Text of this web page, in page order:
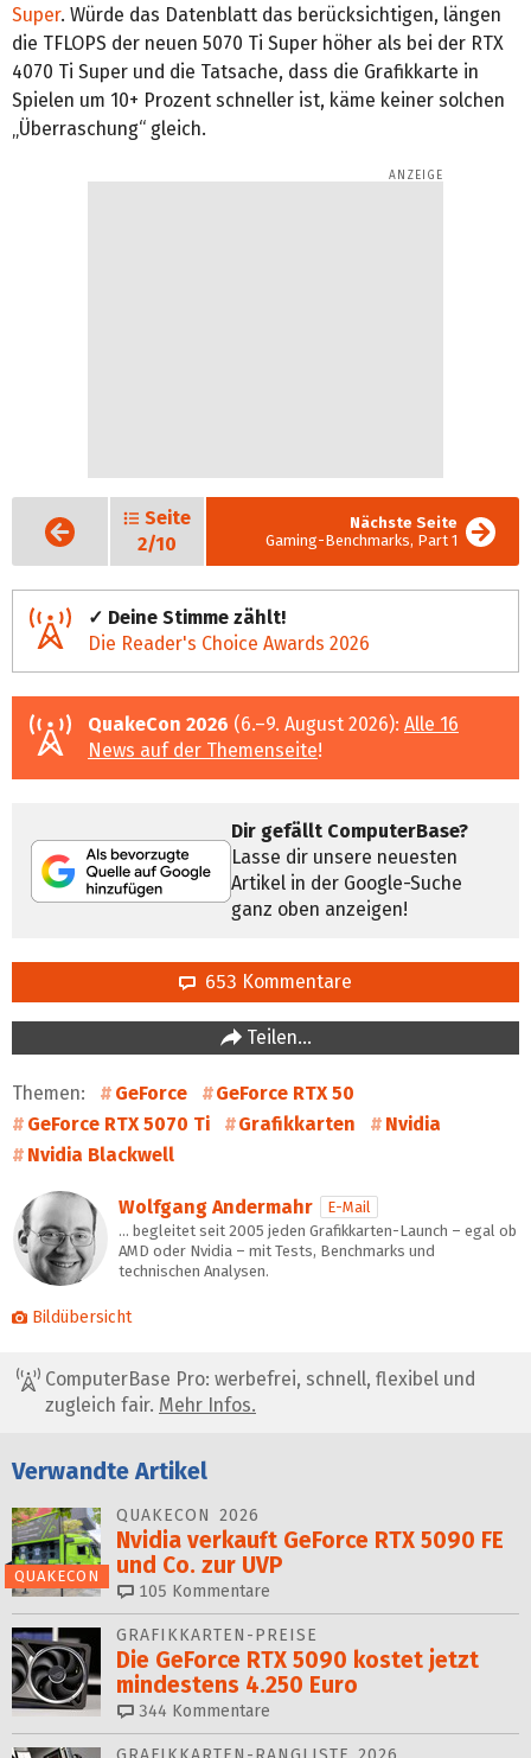
Super. Würde das Datenblatt das berücksichtigen, längen
die TFLOPS der neuen 5070 Ti Super höher als bei der RTX
4070 Ti Super und die Tatsache, dass die Grafikkarte in
Spielen um 10+ Prozent schneller ist, käme keiner solchen
„Überraschung“ gleich.
Vorige
Seite
Seite
2/10
Nächste Seite
Gaming-Benchmarks, Part 1
✓ Deine Stimme zählt!
Die Reader's Choice Awards 2026
QuakeCon 2026 (6.–9. August 2026): Alle 16
News auf der Themenseite!
Dir gefällt ComputerBase?
Lasse dir unsere neuesten
Artikel in der Google-Suche
ganz oben anzeigen!
653 Kommentare
Teilen…
Themen: GeForce
GeForce RTX 50
GeForce RTX 5070 Ti
Grafikkarten
Nvidia
Nvidia Blackwell
Wolfgang Andermahr
E-Mail
… begleitet seit 2005 jeden Grafikkarten-Launch – egal ob
AMD oder Nvidia – mit Tests, Benchmarks und
technischen Analysen.
Bildübersicht
ComputerBase Pro: werbefrei, schnell, flexibel und
zugleich fair. Mehr Infos.
Verwandte Artikel
QUAKECON
QUAKECON 2026
Nvidia verkauft GeForce RTX 5090 FE
und Co. zur UVP
105 Kommentare
GRAFIKKARTEN-PREISE
Die GeForce RTX 5090 kostet jetzt
mindestens 4.250 Euro
344 Kommentare